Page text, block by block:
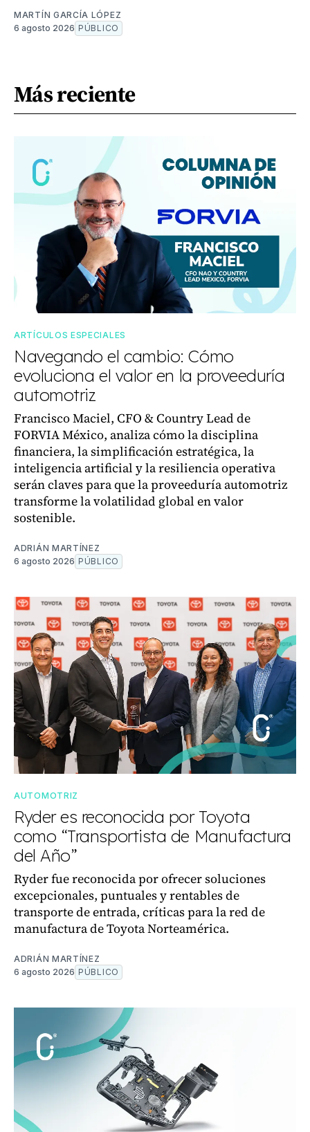
MARTÍN GARCÍA LÓPEZ
6 agosto 2026 PÚBLICO
Más reciente
ARTÍCULOS ESPECIALES
Navegando el cambio: Cómo
evoluciona el valor en la proveeduría
automotriz
Francisco Maciel, CFO & Country Lead de
FORVIA México, analiza cómo la disciplina
financiera, la simplificación estratégica, la
inteligencia artificial y la resiliencia operativa
serán claves para que la proveeduría automotriz
transforme la volatilidad global en valor
sostenible.
ADRIÁN MARTÍNEZ
6 agosto 2026 PÚBLICO
AUTOMOTRIZ
Ryder es reconocida por Toyota
como “Transportista de Manufactura
del Año”
Ryder fue reconocida por ofrecer soluciones
excepcionales, puntuales y rentables de
transporte de entrada, críticas para la red de
manufactura de Toyota Norteamérica.
ADRIÁN MARTÍNEZ
6 agosto 2026 PÚBLICO